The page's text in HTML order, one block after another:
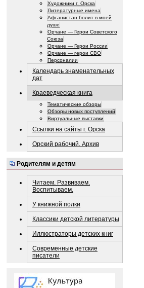
Художники г. Орска
Литературные имена
Афганистан болит в моей
душе
Орчане — Герои Советского
Союза
Орчане — Герои России
Орчане — герои СВО
Персоналии
Календарь знаменательных
дат
Краеведческая книга
Тематические обзоры
Обзоры новых поступлений
Виртуальные выставки
Ссылки на сайты г. Орска
Орский рабочий. Архив
Родителям и детям
Читаем. Развиваем.
Воспитываем.
У книжной полки
Классики детской литературы
Иллюстраторы детских книг
Современные детские
писатели